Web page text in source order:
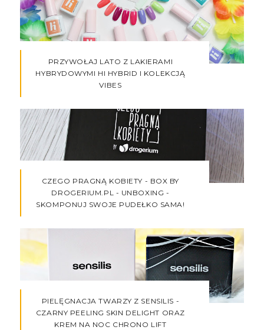
PRZYWOŁAJ LATO Z LAKIERAMI
HYBRYDOWYMI HI HYBRID I KOLEKCJĄ
VIBES
CZEGO PRAGNĄ KOBIETY - BOX BY
DROGERIUM.PL - UNBOXING -
SKOMPONUJ SWOJE PUDEŁKO SAMA!
PIELĘGNACJA TWARZY Z SENSILIS -
CZARNY PEELING SKIN DELIGHT ORAZ
KREM NA NOC CHRONO LIFT